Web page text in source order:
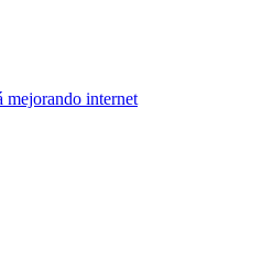
mejorando internet